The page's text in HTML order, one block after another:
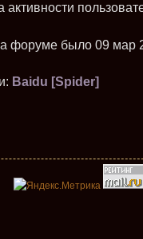
форуме было 09 мар
Baidu [Spider]